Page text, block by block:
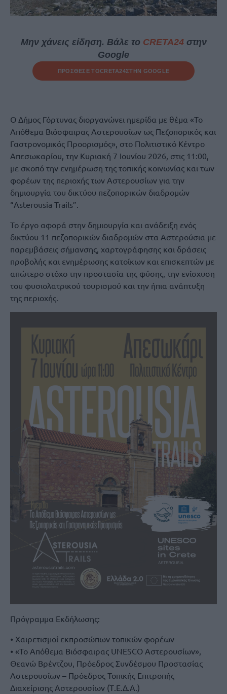
Μην χάνεις είδηση. Βάλε το CRETA24στην
Google
ΠΡΟΣΘΕΣΕ ΤΟCRETA24ΣΤΗΝ GOOGLE
Ο Δήμος Γόρτυνας διοργανώνει ημερίδα με θέμα «Το
Απόθεμα Βιόσφαιρας Αστερουσίων ως Πεζοπορικός και
Γαστρονομικός Προορισμός», στο Πολιτιστικό Κέντρο
Απεσωκαρίου, την Κυριακή 7 Ιουνίου 2026, στις 11:00,
με σκοπό την ενημέρωση της τοπικής κοινωνίας και των
φορέων της περιοχής των Αστερουσίων για την
δημιουργία του δικτύου πεζοπορικών διαδρομών
“Asterousia Trails”.
Το έργο αφορά στην δημιουργία και ανάδειξη ενός
δικτύου 11 πεζοπορικών διαδρομών στα Αστερούσια με
παρεμβάσεις σήμανσης, χαρτογράφησης και δράσεις
προβολής και ενημέρωσης κατοίκων και επισκεπτών με
απώτερο στόχο την προστασία της φύσης, την ενίσχυση
του φυσιολατρικού τουρισμού και την ήπια ανάπτυξη
της περιοχής.
Πρόγραμμα Εκδήλωσης:
⦁ Χαιρετισμοί εκπροσώπων τοπικών φορέων
⦁ «Το Απόθεμα Βιόσφαιρας UNESCO Αστερουσίων»,
Θεανώ Βρέντζου, Πρόεδρος Συνδέσμου Προστασίας
Αστερουσίων – Πρόεδρος Τοπικής Επιτροπής
Διαχείρισης Αστερουσίων (Τ.Ε.Δ.Α.)